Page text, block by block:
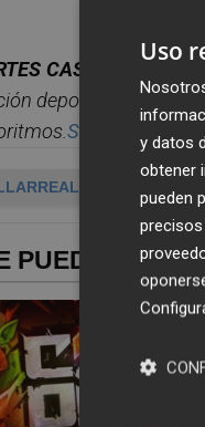
CASTELL
ÓN
deportiva de la
Suscr bete
CF
PUEDE
Uso
y datos
obtener
pueden